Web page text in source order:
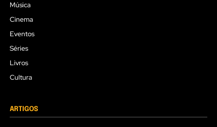
Música
Cinema
Eventos
Séries
Livros
Cultura
ARTIGOS